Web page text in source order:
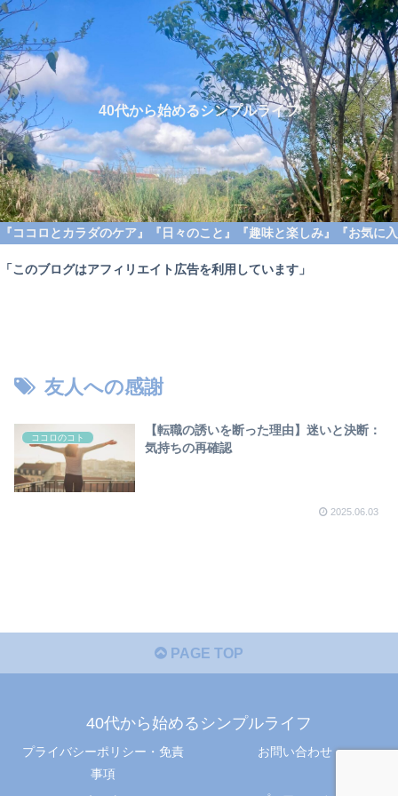
40代から始めるシンプルライフ
『ココロとカラダのケア』 『日々のこと』 『趣味と楽しみ』 『お気に
「このブログはアフィリエイト広告を利用しています」
友人への感謝
ココロのコト
【転職の誘いを断った理由】迷いと決断：
気持ちの再確認
2025.06.03
PAGE TOP
40代から始めるシンプルライフ
プライバシーポリシー・免責
事項
お問い合わせ